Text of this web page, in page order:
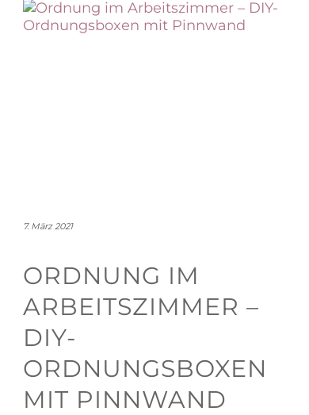
7. März 2021
ORDNUNG IM
ARBEITSZIMMER –
DIY-
ORDNUNGSBOXEN
MIT PINNWAND